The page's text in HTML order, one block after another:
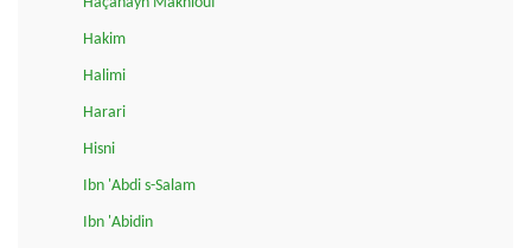
Hakim
Halimi
Harari
Hisni
Ibn 'Abdi s-Salam
Ibn 'Abidin